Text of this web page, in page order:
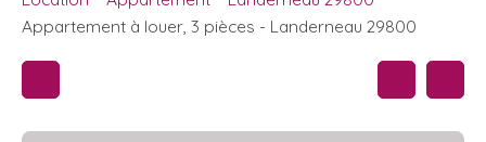
Appartement à louer, 3 pièces - Landerneau 29800